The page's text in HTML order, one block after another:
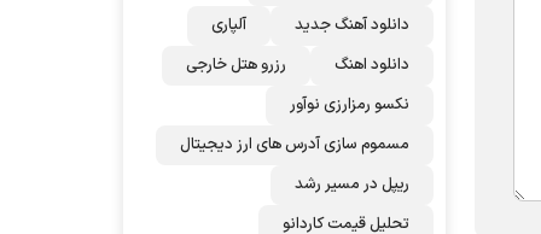
دانلود آهنگ جدید
آلپاری
دانلود اهنگ
رزرو هتل خارجی
نکسو رمزارزی نوآور
مسموم سازی آدرس های ارز دیجیتال
ریپل در مسیر رشد
تحلیل قیمت کاردانو